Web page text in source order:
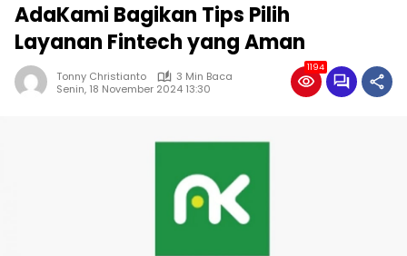
AdaKami Bagikan Tips Pilih
Layanan Fintech yang Aman
Tonny Christianto
3 Min Baca
Senin, 18 November 2024 13:30
1194